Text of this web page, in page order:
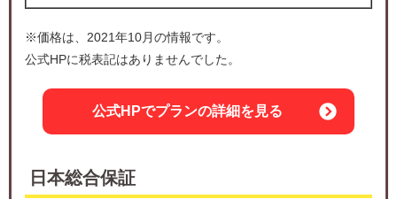
※価格は、2021年10月の情報です。
公式HPに税表記はありませんでした。
公式HPでプランの詳細を見る
日本総合保証